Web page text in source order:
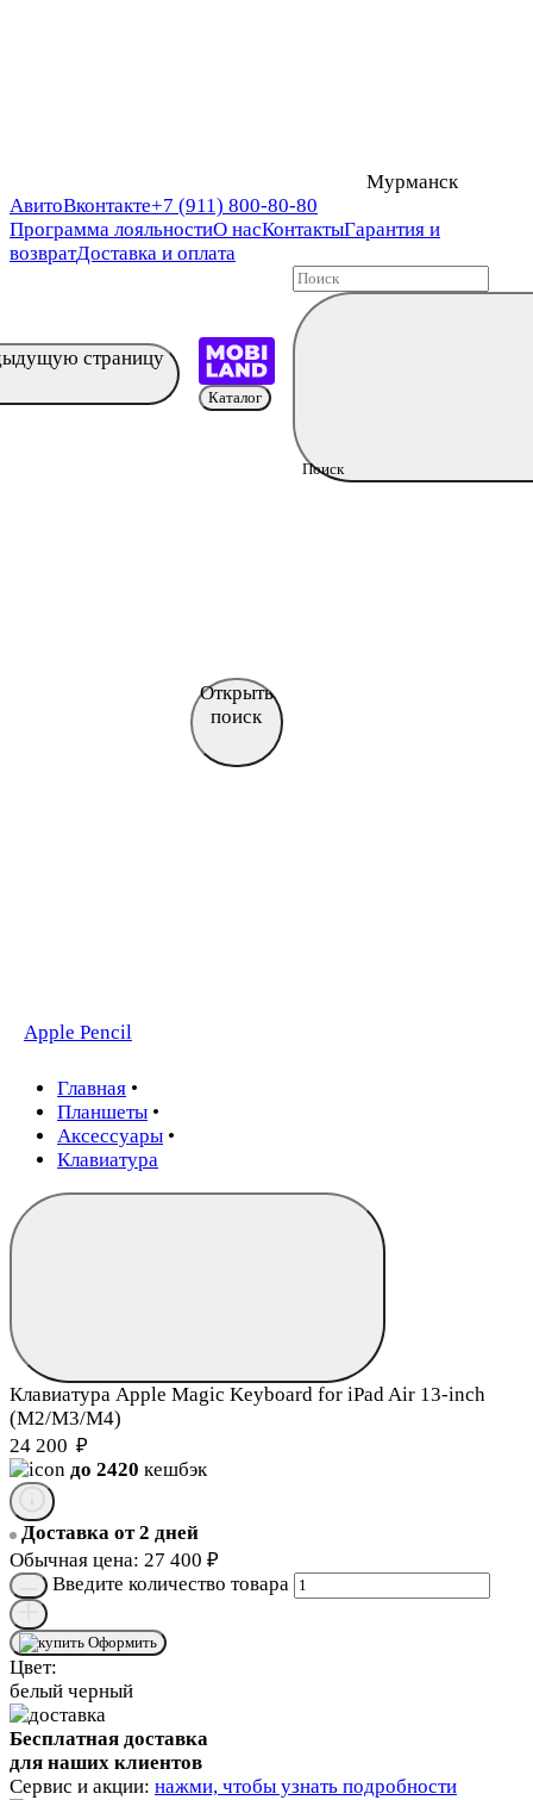
Мурманск
АвитоВконтакте+7 (911) 800-80-80
Программа лояльностиО насКонтактыГарантия и
возвратДоставка и оплата
страницу
Каталог
Поиск
Открыть
поиск
Apple Pencil
Главная •
Планшеты •
Аксессуары •
Клавиатура
Клавиатура Apple Magic Keyboard for iPad Air 13‑inch
(M2/M3/M4)
24 200 ₽
до 2420 кешбэк
Доставка от 2 дней
Обычная цена: 27 400 ₽
Введите количество товара
Оформить
Цвет:
белый черный
Бесплатная доставка
для наших клиентов
Сервис и акции: нажми, чтобы узнать подробности